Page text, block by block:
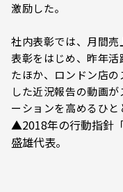
激励した。
社内表彰では、月間
表彰をはじめ、昨年
たほか、ロンドン店
した近況報告の動画
ーションを高めるひと
▲2018年の行動指針
盛雄代表。